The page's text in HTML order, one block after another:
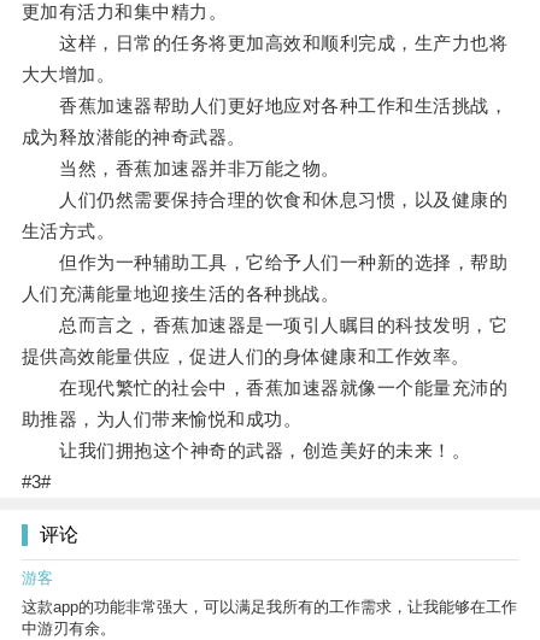
更加有活力和集中精力。
这样，日常的任务将更加高效和顺利完成，生产力也将
大大增加。
香蕉加速器帮助人们更好地应对各种工作和生活挑战，
成为释放潜能的神奇武器。
当然，香蕉加速器并非万能之物。
人们仍然需要保持合理的饮食和休息习惯，以及健康的
生活方式。
但作为一种辅助工具，它给予人们一种新的选择，帮助
人们充满能量地迎接生活的各种挑战。
总而言之，香蕉加速器是一项引人瞩目的科技发明，它
提供高效能量供应，促进人们的身体健康和工作效率。
在现代繁忙的社会中，香蕉加速器就像一个能量充沛的
助推器，为人们带来愉悦和成功。
让我们拥抱这个神奇的武器，创造美好的未来！。
#3#
评论
游客
这款app的功能非常强大，可以满足我所有的工作需求，让我能够在工作
中游刃有余。